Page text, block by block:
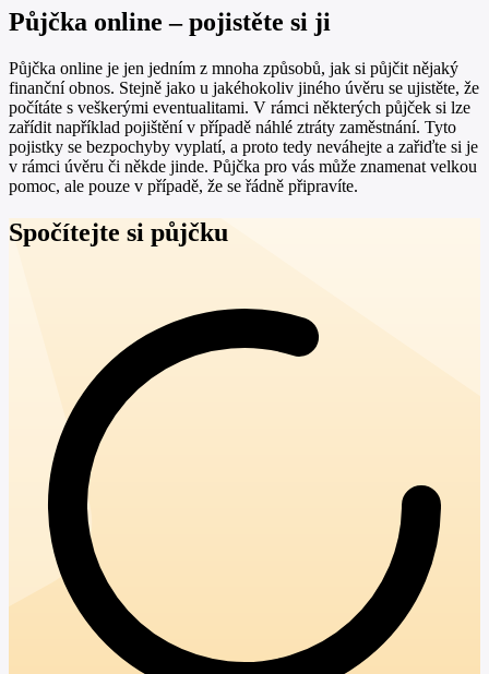
Půjčka online – pojistěte si ji
Půjčka online je jen jedním z mnoha způsobů, jak si půjčit nějaký
finanční obnos. Stejně jako u jakéhokoliv jiného úvěru se ujistěte, že
počítáte s veškerými eventualitami. V rámci některých půjček si lze
zařídit například pojištění v případě náhlé ztráty zaměstnání. Tyto
pojistky se bezpochyby vyplatí, a proto tedy neváhejte a zařiďte si je
v rámci úvěru či někde jinde. Půjčka pro vás může znamenat velkou
pomoc, ale pouze v případě, že se řádně připravíte.
Spočítejte si půjčku